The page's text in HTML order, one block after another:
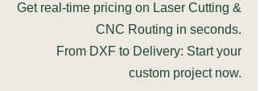
Get real-time pricing on Laser Cutting &
CNC Routing in seconds.
From DXF to Delivery: Start your
custom project now.